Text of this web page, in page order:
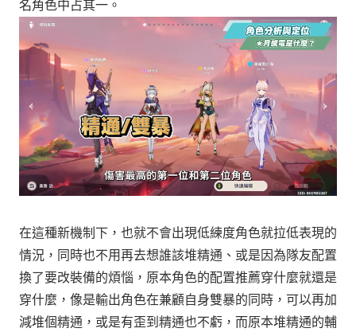
名角色中占其一。
在這種新機制下，也就不會出現低練度角色就拉低表現的
情況，同時也不用再去想誰該堆精通、或是因為隊友配置
換了要改裝備的煩惱，原本角色的配置推薦穿什麼就還是
穿什麼，像是輸出角色在兼顧自身雙暴的同時，可以再加
減堆個精通，或是有歪到精通也不虧，而原本堆精通的輔